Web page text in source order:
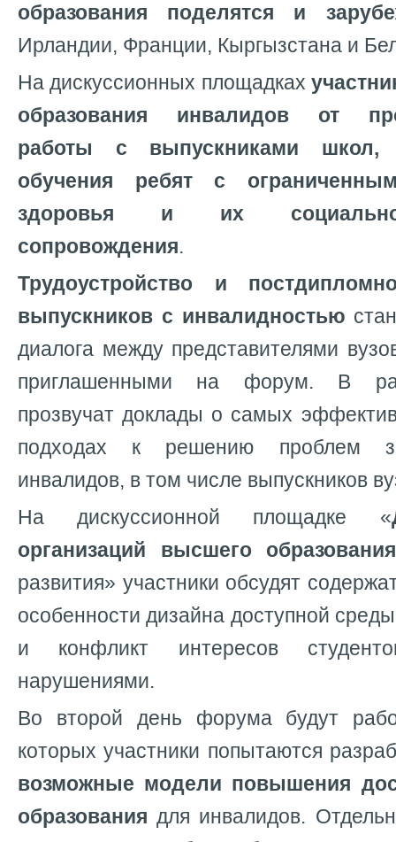
образования поделятся и
Ирландии, Франции, Кыргызстана и
На дискуссионных площадках
образования инвалидов от
работы с выпускниками школ,
обучения ребят с
здоровья и их социально-
сопровождения.
Трудоустройство и
выпускников с инвалидностью
диалога между представителями
приглашенными на форум. В
прозвучат доклады о самых
подходах к решению проблем
инвалидов, в том числе выпускников
На дискуссионной площадке «
организаций высшего образования
развития» участники обсудят
особенности дизайна доступной
и конфликт интересов
нарушениями.
Во второй день форума будут
которых участники попытаются
возможные модели повышения
образования для инвалидов.